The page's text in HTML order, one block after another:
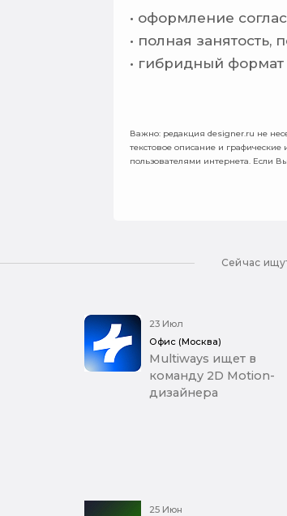
• оформление
• полная занятость,
• гибридный формат
Важно: pедакция designer.ru не
текстовое описание и
пользователями интернета. Если
Сейчас
23 Июл
Офис (Москва)
Multiways ищет в
команду 2D Motion-
дизайнера
25 Июн